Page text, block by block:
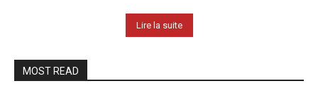
Lire la suite
MOST READ